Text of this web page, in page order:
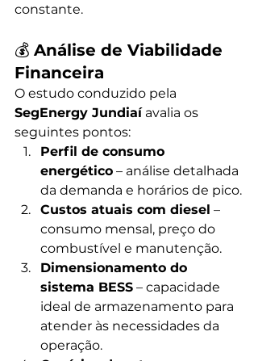
constante.
💰 Análise de Viabilidade
Financeira
O estudo conduzido pela
SegEnergy Jundiaí avalia os
seguintes pontos:
Perfil de consumo
energético – análise detalhada
da demanda e horários de pico.
Custos atuais com diesel –
consumo mensal, preço do
combustível e manutenção.
Dimensionamento do
sistema BESS – capacidade
ideal de armazenamento para
atender às necessidades da
operação.